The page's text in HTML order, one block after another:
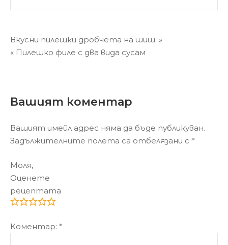
Навигация
Вкусни пилешки дробчета на шиш. »
« Пилешко филе с два вида сусам
Вашият коментар
Вашият имейл адрес няма да бъде публикуван.
Задължителните полета са отбелязани с *
Моля,
Оценете
рецептата
Коментар: *